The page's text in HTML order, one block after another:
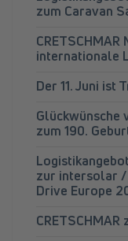
zum Caravan
internationale
Der 11. Juni ist
Glückwünsche
zum 190.
zur intersolar /
Drive Europe